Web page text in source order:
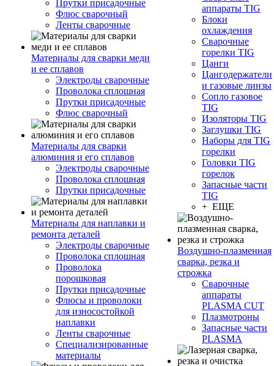
Прутки присадочные
Флюс сварочный
Ленты сварочные
Материалы для сварки меди
и ее сплавов
Электроды сварочные
Проволока сплошная
Прутки присадочные
Флюс сварочный
Материалы для сварки
алюминия и его сплавов
Электроды сварочные
Проволока сплошная
Прутки присадочные
Материалы для наплавки и
ремонта деталей
Электроды сварочные
Проволока сплошная
Проволока
порошковая
Прутки присадочные
Флюсы и проволоки
для износостойкой
наплавки
Ленты сварочные
Специализированные
материалы
аппараты TIG
Блоки
охлаждения
Сварочные
горелки TIG
Цанги
Цангодержатели
и газовые линзы
Сопло газовое
TIG
Изоляторы TIG
Заглушки TIG
Наборы для TIG
горелки
Головки TIG
горелок
Запасные части
TIG
+ ЕЩЕ
Воздушно-плазменная
сварка, резка и
строжка
Сварочные
аппараты
PLASMA CUT
Плазмотроны
Запасные части
PLASMA